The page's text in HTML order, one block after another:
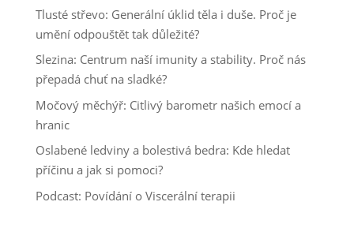
Tlusté střevo: Generální úklid těla i duše. Proč je
umění odpouštět tak důležité?
Slezina: Centrum naší imunity a stability. Proč nás
přepadá chuť na sladké?
Močový měchýř: Citlivý barometr našich emocí a
hranic
Oslabené ledviny a bolestivá bedra: Kde hledat
příčinu a jak si pomoci?
Podcast: Povídání o Viscerální terapii